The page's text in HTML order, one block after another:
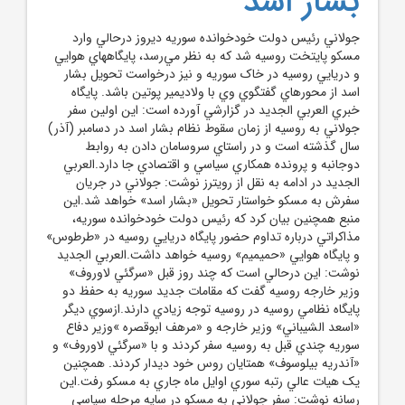
جولاني رئيس دولت خودخوانده سوريه ديروز درحالي وارد
مسکو پايتخت روسيه شد که به نظر مي‌رسد، پايگاههاي هوايي
و دريايي روسيه در خاک سوريه و نيز درخواست تحويل بشار
اسد از محورهاي گفتگوي وي با ولاديمير پوتين باشد. پايگاه
خبري العربي الجديد در گزارشي آورده است: اين اولين سفر
جولاني به روسيه از زمان سقوط نظام بشار اسد در دسامبر (آذر)
سال گذشته است و در راستاي سروسامان دادن به روابط
دوجانبه و پرونده همکاري سياسي و اقتصادي جا دارد.العربي
الجديد در ادامه به نقل از رويترز نوشت: جولاني در جريان
سفرش به مسکو خواستار تحويل «بشار اسد» خواهد شد.اين
منبع همچنين بيان کرد که رئيس دولت خودخوانده سوريه،
مذاکراتي درباره تداوم حضور پايگاه دريايي روسيه در «طرطوس»
و پايگاه هوايي «حميميم» روسيه خواهد داشت.العربي الجديد
نوشت: اين درحالي است که چند روز قبل «سرگئي لاوروف»
وزير خارجه روسيه گفت که مقامات جديد سوريه به حفظ دو
پايگاه نظامي روسيه در روسيه توجه زيادي دارند.ازسوي ديگر
«اسعد الشيباني» وزير خارجه و «مرهف ابوقصره »وزير دفاع
سوريه چندي قبل به روسيه سفر کردند و با «سرگئي لاوروف» و
«آندريه بيلوسوف» همتايان روس خود ديدار کردند. همچنين
يک هيات عالي رتبه سوري اوايل ماه جاري به مسکو رفت.اين
رسانه نوشت: سفر جولاني به مسکو در سايه مرحله سياسي